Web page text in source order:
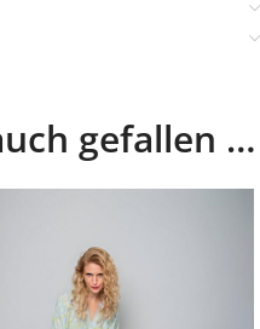
gefallen …